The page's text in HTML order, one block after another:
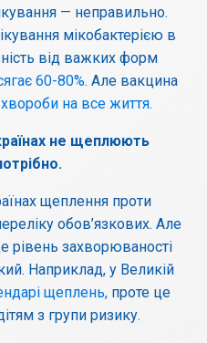
— неправильно.
мікобактерією в
від важких форм
60-80%. Але вакцина
хвороби на все життя.
не щеплюють
.
щеплення проти
обов’язкових. Але
рівень захворюваності
Наприклад, у Великій
щеплень, проте це
з групи ризику.